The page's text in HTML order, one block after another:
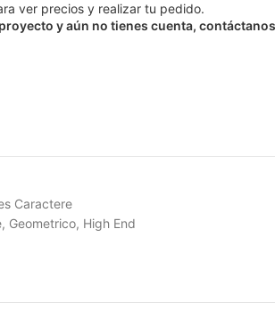
ver precios y realizar tu pedido.
y aún no tienes cuenta, contáctanos
Caractere
, Geometrico, High End